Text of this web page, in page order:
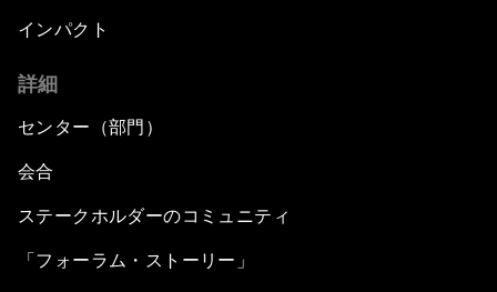
インパクト
詳細
センター（部門）
会合
ステークホルダーのコミュニティ
「フォーラム・ストーリー」